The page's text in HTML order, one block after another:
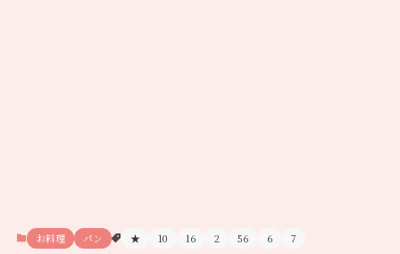
お料理 パン ★ 10 16 2 56 6 7